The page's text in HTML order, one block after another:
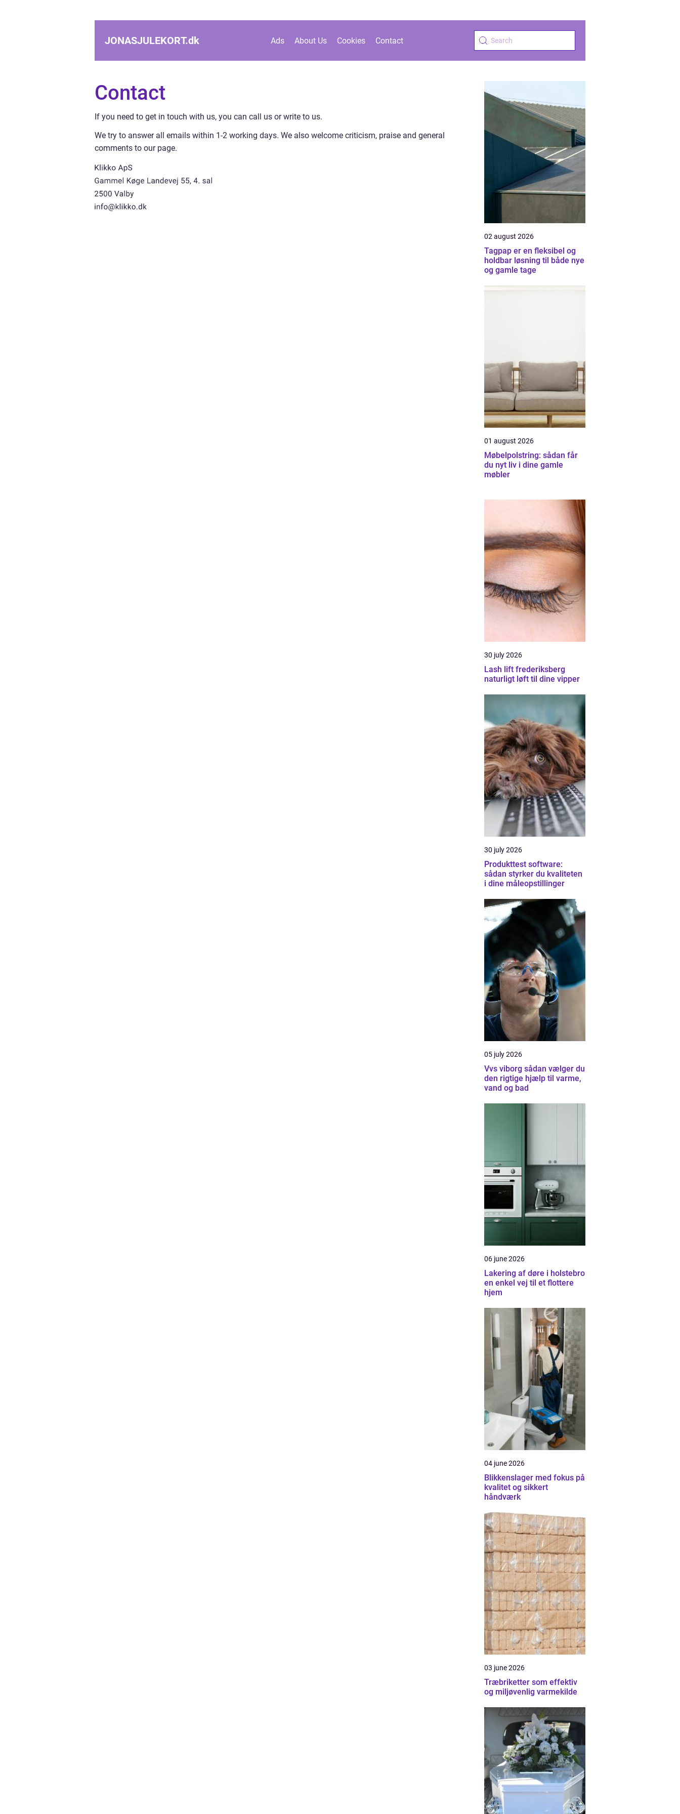
JONASJULEKORT.dk Ads About Us Cookies Contact
Contact
If you need to get in touch with us, you can call us or write to us.
We try to answer all emails within 1-2 working days. We also welcome criticism, praise and general
comments to our page.
02 august 2026
Tagpap er en fleksibel og
holdbar løsning til både nye
og gamle tage
01 august 2026
Møbelpolstring: sådan får
du nyt liv i dine gamle
møbler
30 july 2026
Lash lift frederiksberg
naturligt løft til dine vipper
30 july 2026
Produkttest software:
sådan styrker du kvaliteten
i dine måleopstillinger
05 july 2026
Vvs viborg sådan vælger du
den rigtige hjælp til varme,
vand og bad
06 june 2026
Lakering af døre i holstebro
en enkel vej til et flottere
hjem
04 june 2026
Blikkenslager med fokus på
kvalitet og sikkert
håndværk
03 june 2026
Træbriketter som effektiv
og miljøvenlig varmekilde